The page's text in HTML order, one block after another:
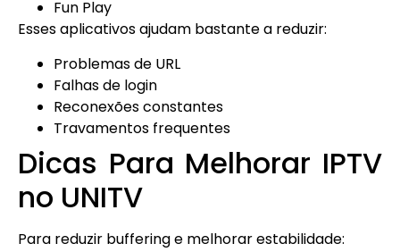
Fun Play
Esses aplicativos ajudam bastante a reduzir:
Problemas de URL
Falhas de login
Reconexões constantes
Travamentos frequentes
Dicas Para Melhorar IPTV
no UNITV
Para reduzir buffering e melhorar estabilidade: